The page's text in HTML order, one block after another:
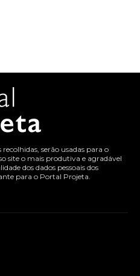
recolhidas, serão usadas para o
site o mais produtiva e agradável
dos dados pessoais dos
para o Portal Projeta.